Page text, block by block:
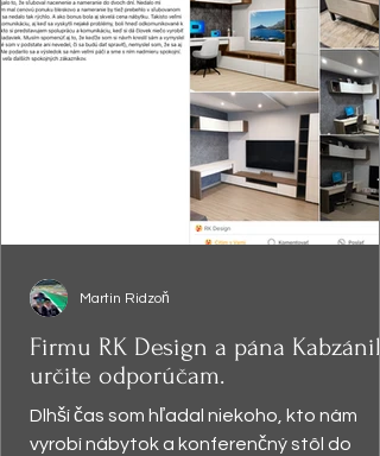
Firmu RK Design a pána
určite odporúčam.
Dlhší čas som hľadal niekoho, kto nám
vyrobí nábytok a konferenčný stôl do
Martin Ridzoň